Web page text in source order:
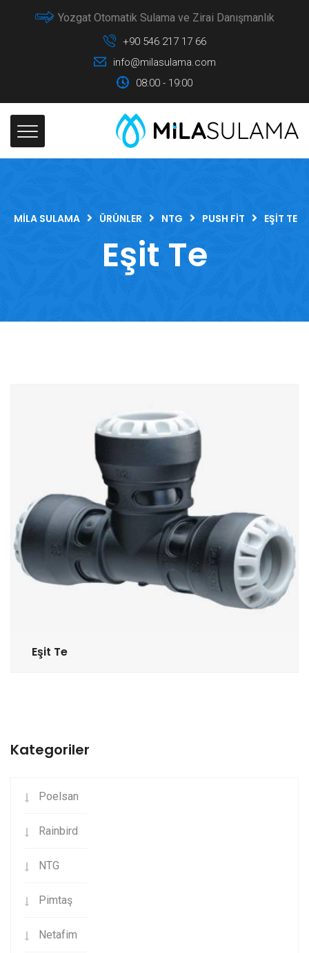
Yozgat Otomatik Sulama ve Zirai Danışmanlık
+90 546 217 17 66
info@milasulama.com
08:00 - 19:00
MILA SULAMA ÜRÜNLER NTG PUSH FIT EŞIT TE
Eşit Te
Eşit Te
Kategoriler
Poelsan
Rainbird
NTG
Pimtaş
Netafim